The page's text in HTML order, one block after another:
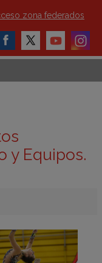
zona federados
y Equipos.